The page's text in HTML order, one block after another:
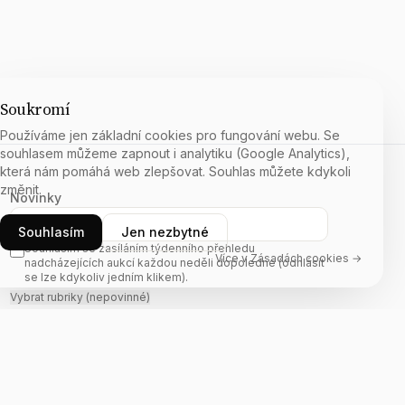
Soukromí
Používáme jen základní cookies pro fungování webu. Se
souhlasem můžeme zapnout i analytiku (Google Analytics),
která nám pomáhá web zlepšovat. Souhlas můžete kdykoli
změnit.
Souhlasím Jen nezbytné
Více v Zásadách cookies →
Novinky
E-mail
Souhlasím se zasíláním týdenního přehledu
nadcházejících aukcí každou neděli dopoledne (odhlásit
se lze kdykoliv jedním klikem).
Vybrat rubriky (nepovinné)